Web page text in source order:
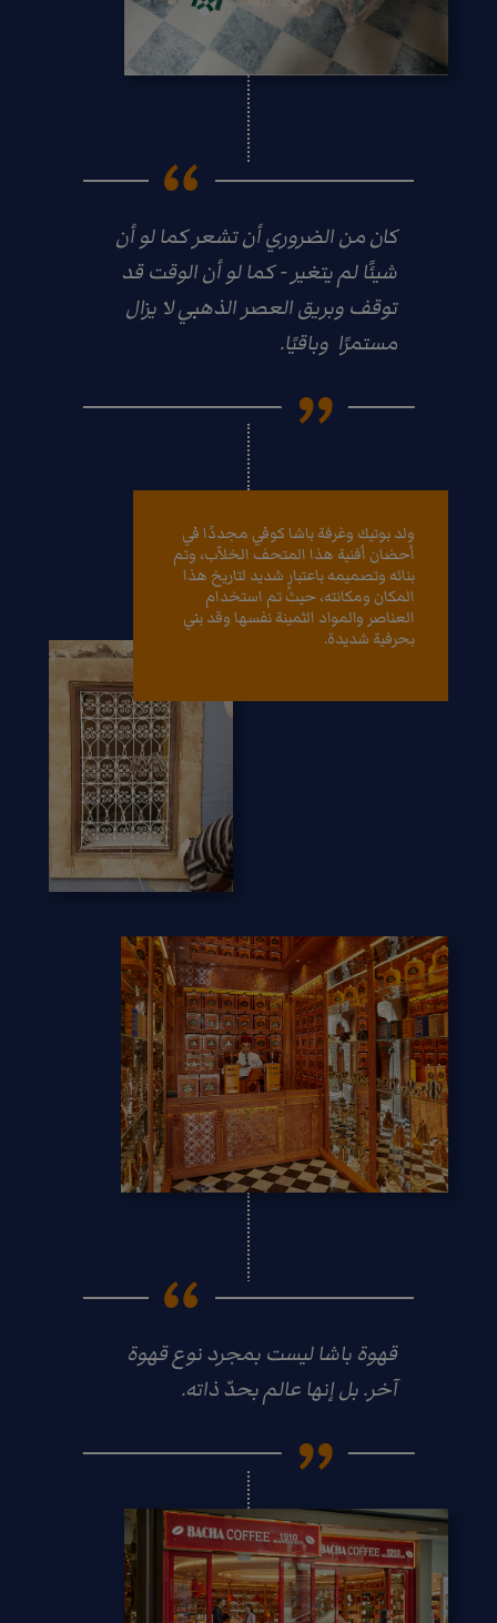
كان من الضروري أن تشعر كما لو أن
شيئًا لم يتغير - كما لو أن الوقت قد
توقف وبريق العصر الذهبي لا يزال
مستمرًا وباقيًا.
ولد بوتيك وغرفة باشا كوفي مجددًا في
أحضان أفنية هذا المتحف الخلاّب، وتم
بنائه وتصميمه باعتبارٍ شديد لتاريخ هذا
المكان ومكانته، حيث تم استخدام
العناصر والمواد الثمينة نفسها وقد بني
بحرفية شديدة.
قهوة باشا ليست بمجرد نوع قهوة
آخر. بل إنها عالم بحدّ ذاته.